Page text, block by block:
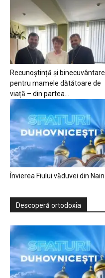
Recunoștință și binecuvântare
pentru mamele dătătoare de
viață – din partea...
Învierea Fiului văduvei din Nain
Descoperă ortodoxia